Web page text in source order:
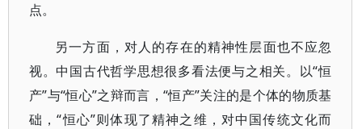
点。
另一方面，对人的存在的精神性层面也不应忽
视。中国古代哲学思想很多看法便与之相关。以“恒
产”与“恒心”之辩而言，“恒产”关注的是个体的物质基
础，“恒心”则体现了精神之维，对中国传统文化而